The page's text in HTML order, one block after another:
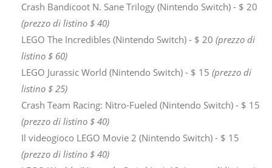
Crash Bandicoot N. Sane Trilogy (Nintendo Switch) - $ 20
(prezzo di listino $ 40)
LEGO The Incredibles (Nintendo Switch) - $ 20 (prezzo di
listino $ 60)
LEGO Jurassic World (Nintendo Switch) - $ 15 (prezzo di
listino $ 25)
Crash Team Racing: Nitro-Fueled (Nintendo Switch) - $ 15
(prezzo di listino $ 40)
Il videogioco LEGO Movie 2 (Nintendo Switch) - $ 15
(prezzo di listino $ 40)